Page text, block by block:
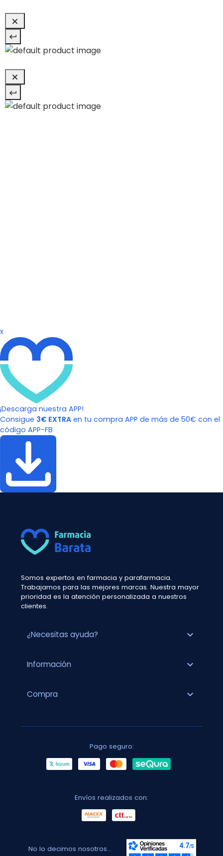
x
¡Descarga nuestra APP!
Consigue 3€ EXTRA en tu compra APP de más de 50€ con el
código APP-FB
Somos expertos en farmacia y parafarmacia.
Trabajamos para las mejores marcas. Nuestra mayor
prioridad es la atención personalizada a nuestros
clientes.
¿Necesitas ayuda? expand_more
Información expand_more
Compra expand_more
Pago seguro:
Envíos realizados con:
No lo decimos nosotros...